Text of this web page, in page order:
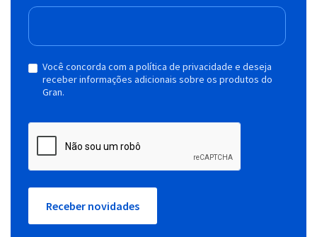
Você concorda com a política de privacidade e deseja
receber informações adicionais sobre os produtos do
Gran.
Receber novidades